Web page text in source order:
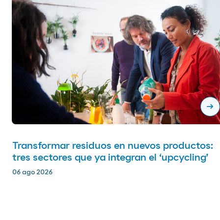
arrow_right_alt
Transformar residuos en nuevos productos:
tres sectores que ya integran el ‘upcycling’
06 ago 2026